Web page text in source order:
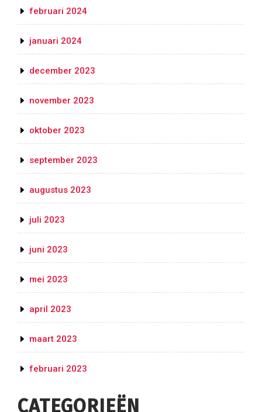
februari 2024
januari 2024
december 2023
november 2023
oktober 2023
september 2023
augustus 2023
juli 2023
juni 2023
mei 2023
april 2023
maart 2023
februari 2023
CATEGORIEËN